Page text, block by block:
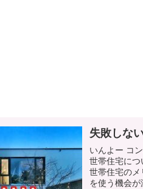
失敗しな
いんよー コ
世帯住宅に
世帯住宅の
を使う機会が